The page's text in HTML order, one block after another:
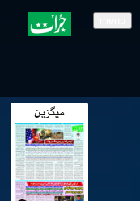
میگزین